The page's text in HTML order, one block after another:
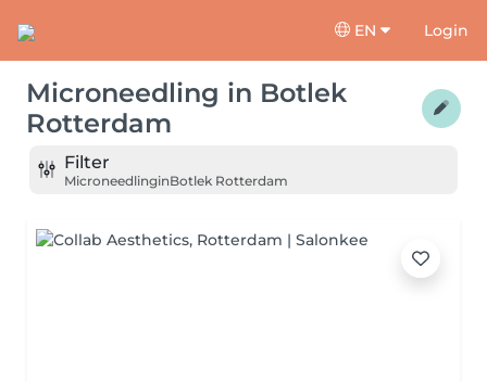
EN Login
Microneedling in Botlek
Rotterdam
Filter
MicroneedlinginBotlek Rotterdam